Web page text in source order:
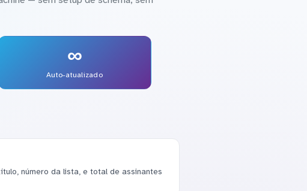
∞
Auto-atualizado
número da lista, e total de assinantes